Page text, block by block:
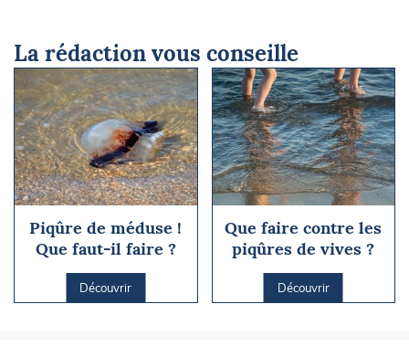
La rédaction vous conseille
Piqûre de méduse !
Que faut-il faire ?
Découvrir
Que faire contre les
piqûres de vives ?
Découvrir